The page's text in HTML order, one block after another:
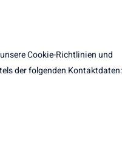
Cookie-Richtlinien und
der folgenden Kontaktdaten: